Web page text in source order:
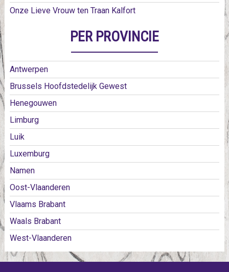
Onze Lieve Vrouw ten Traan Kalfort
PER PROVINCIE
Antwerpen
Brussels Hoofdstedelijk Gewest
Henegouwen
Limburg
Luik
Luxemburg
Namen
Oost-Vlaanderen
Vlaams Brabant
Waals Brabant
West-Vlaanderen